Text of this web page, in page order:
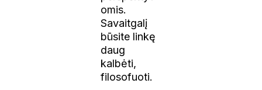
omis.
Savaitgalį
būsite linkę
daug
kalbėti,
filosofuoti.